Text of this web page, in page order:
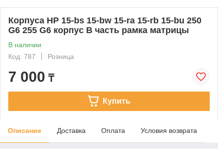
Корпуса HP 15-bs 15-bw 15-ra 15-rb 15-bu 250
G6 255 G6 корпус B часть рамка матрицы
В наличии
Код: 787
Розница
7 000 ₸
Купить
Описание Доставка Оплата Условия возврата